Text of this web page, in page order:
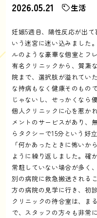
2026.05.21 生活
妊娠5週目、陽性反応が出
いう迷宮に迷い込みました
ルのような豪華な個室とフ
有名クリニックから、質素
院まで、選択肢が溢れてい
な持病もなく健康そのもの
じゃないし、せっかくなら
個人クリニックに心を惹か
メントのサービスがあり、
らタクシーで15分という好
「何かあったときに怖いか
ように繰り返しました。確
常駐していない場合が多く
別の病院に救急搬送される
方の病院の見学に行き、初
クリニックの待合室は、ま
で、スタッフの方々も非常